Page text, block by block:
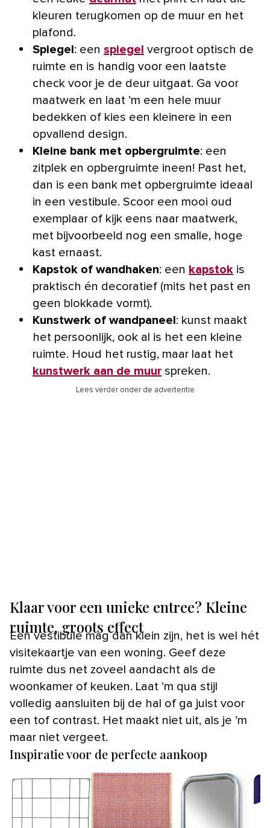
kleuren terugkomen op de muur en het
plafond.
Spiegel: een spiegel vergroot optisch de
ruimte en is handig voor een laatste
check voor je de deur uitgaat. Ga voor
maatwerk en laat ’m een hele muur
bedekken of kies een kleinere in een
opvallend design.
Kleine bank met opbergruimte: een
zitplek en opbergruimte ineen! Past het,
dan is een bank met opbergruimte ideaal
in een vestibule. Scoor een mooi oud
exemplaar of kijk eens naar maatwerk,
met bijvoorbeeld nog een smalle, hoge
kast ernaast.
Kapstok of wandhaken: een kapstok is
praktisch én decoratief (mits het past en
geen blokkade vormt).
Kunstwerk of wandpaneel: kunst maakt
het persoonlijk, ook al is het een kleine
ruimte. Houd het rustig, maar laat het
kunstwerk aan de muur spreken.
Lees verder onder de advertentie
Klaar voor een unieke entree? Kleine
ruimte, groots effect
Een vestibule mag dan klein zijn, het is wel hét
visitekaartje van een woning. Geef deze
ruimte dus net zoveel aandacht als de
woonkamer of keuken. Laat ’m qua stijl
volledig aansluiten bij de hal of ga juist voor
een tof contrast. Het maakt niet uit, als je ’m
maar niet vergeet.
Inspiratie voor de perfecte aankoop